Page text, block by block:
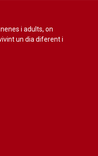
i adults, on
un dia diferent i